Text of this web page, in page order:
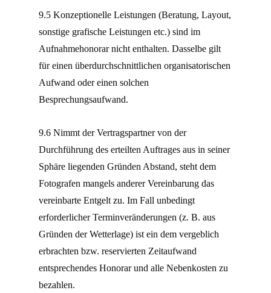
9.5 Konzeptionelle Leistungen (Beratung, Layout,
sonstige grafische Leistungen etc.) sind im
Aufnahmehonorar nicht enthalten. Dasselbe gilt
für einen überdurchschnittlichen organisatorischen
Aufwand oder einen solchen
Besprechungsaufwand.
9.6 Nimmt der Vertragspartner von der
Durchführung des erteilten Auftrages aus in seiner
Sphäre liegenden Gründen Abstand, steht dem
Fotografen mangels anderer Vereinbarung das
vereinbarte Entgelt zu. Im Fall unbedingt
erforderlicher Terminveränderungen (z. B. aus
Gründen der Wetterlage) ist ein dem vergeblich
erbrachten bzw. reservierten Zeitaufwand
entsprechendes Honorar und alle Nebenkosten zu
bezahlen.